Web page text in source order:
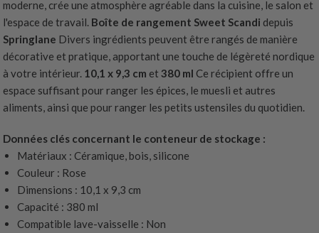
moderne, crée une atmosphère agréable dans la cuisine, le salon et
l'espace de travail. Boîte de rangement Sweet Scandi depuis
Springlane Divers ingrédients peuvent être rangés de manière
décorative et pratique, apportant une touche de légèreté nordique
à votre intérieur. 10,1 x 9,3 cm et380 ml Ce récipient offre un
espace suffisant pour ranger les épices, le muesli et autres
aliments, ainsi que pour ranger les petits ustensiles du quotidien.
Données clés concernant le conteneur de stockage :
Matériaux : Céramique, bois, silicone
Couleur : Rose
Dimensions : 10,1 x 9,3 cm
Capacité : 380 ml
Compatible lave-vaisselle : Non